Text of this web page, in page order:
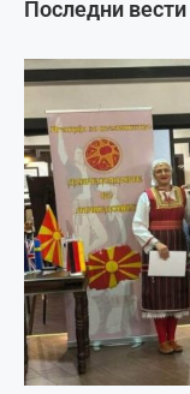
Последни вести